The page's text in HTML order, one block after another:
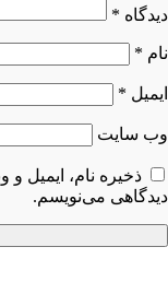
دیدگاه *
نام *
ایمیل *
وب‌ سایت
ذخیره نام، ایمیل
دیدگاهی می‌نویسم.